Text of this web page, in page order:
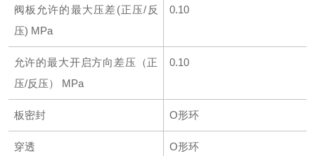
阀板允许的最大压差 (正压/反
压) MPa
0.10
允许的最大开启方向差压（正
压/反压） MPa
0.10
板密封 O形环
穿透 O形环